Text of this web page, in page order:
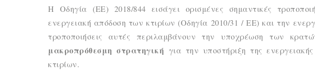
Η Οδηγία (ΕΕ) 2018/844 εισάγει ορισμένες σημαντικές
ενεργειακή απόδοση των κτιρίων (Οδηγία 2010/31 / ΕΕ) και την
τροποποιήσεις αυτές περιλαμβάνουν την υποχρέωση των
μακροπρόθεσμη στρατηγική για την υποστήριξη της
κτιρίων.